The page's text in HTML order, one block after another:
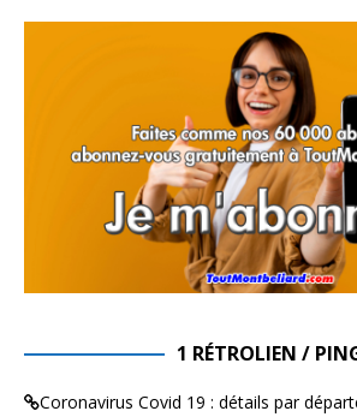
1 RÉTROLIEN /
Coronavirus Covid 19 : détails par